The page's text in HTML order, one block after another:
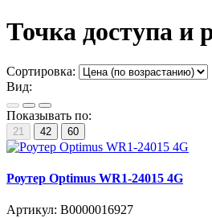
Точка доступа и
Сортировка:
Вид:
Показывать по:
21 42 60
Роутер Optimus WR1-24015 4G
Артикул: В0000016927